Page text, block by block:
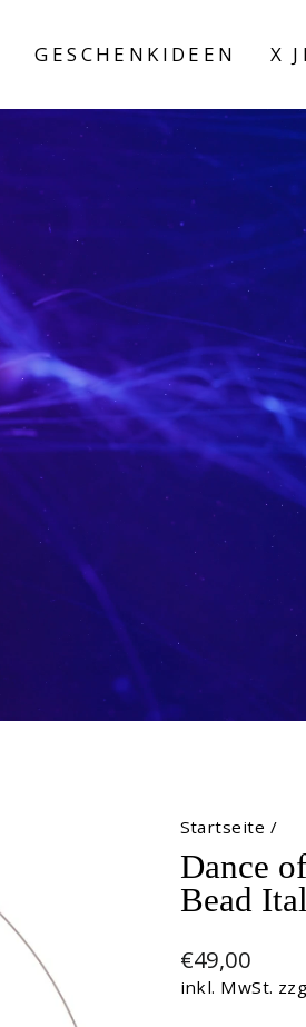
GESCHENKIDEEN X
Startseite /
Dance
Bead
Normaler
Preis
€49,00
inkl. MwSt.